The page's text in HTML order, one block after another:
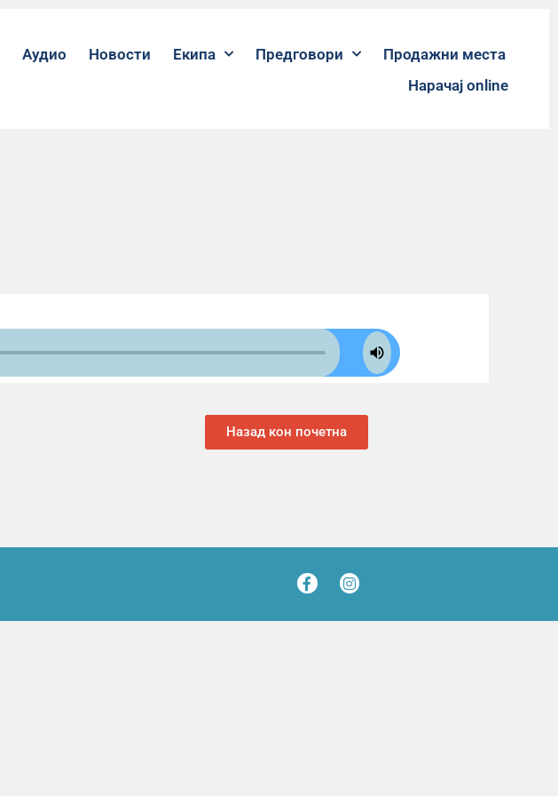
Аудио Новости Екипа Предговори
Продажни места
Нарачај online
Назад кон почетна